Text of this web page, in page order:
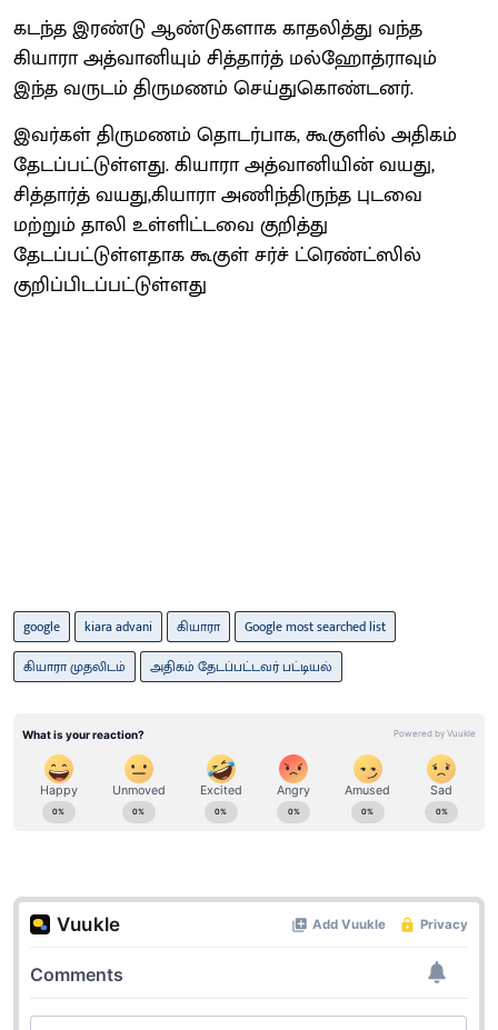
கடந்த இரண்டு ஆண்டுகளாக காதலித்து வந்த
கியாரா அத்வானியும் சித்தார்த் மல்ஹோத்ராவும்
இந்த வருடம் திருமணம் செய்துகொண்டனர்.
இவர்கள் திருமணம் தொடர்பாக, கூகுளில் அதிகம்
தேடப்பட்டுள்ளது. கியாரா அத்வானியின் வயது,
சித்தார்த் வயது,கியாரா அணிந்திருந்த புடவை
மற்றும் தாலி உள்ளிட்டவை குறித்து
தேடப்பட்டுள்ளதாக கூகுள் சர்ச் ட்ரெண்ட்ஸில்
குறிப்பிடப்பட்டுள்ளது
google kiara advani கியாரா
Google most searched list
கியாரா முதலிடம்
அதிகம் தேடப்பட்டவர் பட்டியல்